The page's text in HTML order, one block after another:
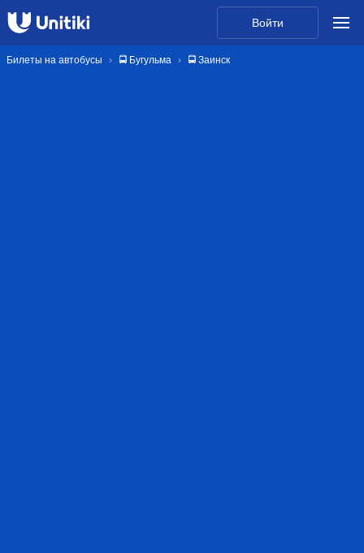
Войти
Билеты на автобусы 🚍 Бугульма 🚍 Заинск